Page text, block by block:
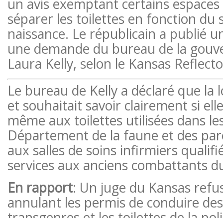
un avis exemptant certains
séparer les toilettes en fonction du
naissance. Le républicain a publié
une demande du bureau de la
Laura Kelly, selon le Kansas
Le bureau de Kelly a déclaré que
et souhaitait savoir clairement si
même aux toilettes utilisées dans
Département de la faune et des
aux salles de soins infirmiers
services aux anciens combattants
En rapport: Un juge du Kansas
annulant les permis de conduire